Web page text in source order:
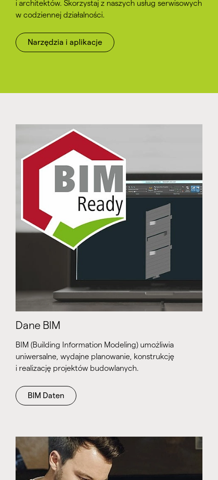
i architektów. Skorzystaj z naszych usług serwisowych
w codziennej działalności.
Narzędzia i aplikacje
Dane BIM
BIM (Building Information Modeling) umożliwia
uniwersalne, wydajne planowanie, konstrukcję
i realizację projektów budowlanych.
BIM Daten